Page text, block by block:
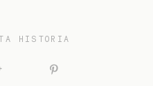
HISTORIA